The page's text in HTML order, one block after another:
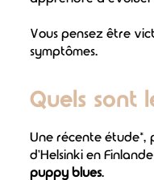
Vous pensez être
symptômes.
Quels sont
Une récente étude*,
d'Helsinki en
puppy blues.